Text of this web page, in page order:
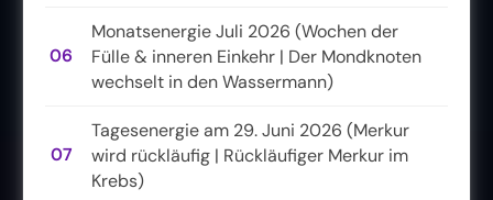
06
Monatsenergie Juli 2026 (Wochen der
Fülle & inneren Einkehr | Der Mondknoten
wechselt in den Wassermann)
07
Tagesenergie am 29. Juni 2026 (Merkur
wird rückläufig | Rückläufiger Merkur im
Krebs)